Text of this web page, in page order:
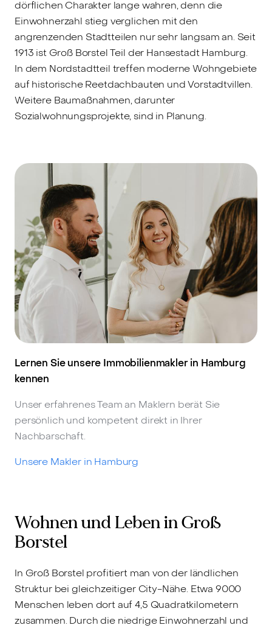
dörflichen Charakter lange wahren, denn die
Einwohnerzahl stieg verglichen mit den
angrenzenden Stadtteilen nur sehr langsam an. Seit
1913 ist Groß Borstel Teil der Hansestadt Hamburg.
In dem Nordstadtteil treffen moderne Wohngebiete
auf historische Reetdachbauten und Vorstadtvillen.
Weitere Baumaßnahmen, darunter
Sozialwohnungsprojekte, sind in Planung.
Lernen Sie unsere Immobilienmakler in Hamburg
kennen
Unser erfahrenes Team an Maklern berät Sie
persönlich und kompetent direkt in Ihrer
Nachbarschaft.
Unsere Makler in Hamburg
Wohnen und Leben in Groß
Borstel
In Groß Borstel profitiert man von der ländlichen
Struktur bei gleichzeitiger City-Nähe. Etwa 9000
Menschen leben dort auf 4,5 Quadratkilometern
zusammen. Durch die niedrige Einwohnerzahl und